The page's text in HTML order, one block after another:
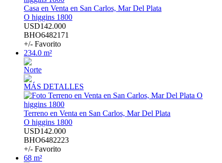
Casa en Venta en San Carlos, Mar Del Plata
O higgins 1800
USD142.000
BHO6482171
+/- Favorito
234.0 m²
Norte
MÁS DETALLES
Terreno en Venta en San Carlos, Mar Del Plata
O higgins 1800
USD142.000
BHO6482223
+/- Favorito
68 m²